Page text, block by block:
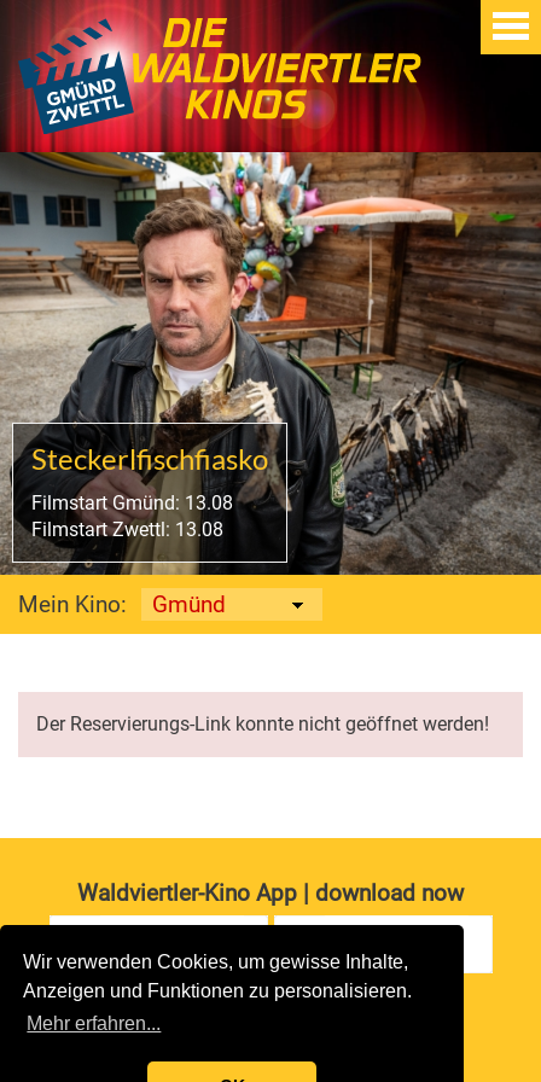
Wir verwenden Cookies, um gewisse Inhalte,
Anzeigen und Funktionen zu personalisieren.
Mehr erfahren...
Steckerlfischfiasko
Filmstart Gmünd: 13.08
Filmstart Zwettl: 13.08
Mein Kino:
Der Reservierungs-Link konnte nicht geöffnet werden!
Waldviertler-Kino App | download now
copyright 2026 waldviertler-kinos